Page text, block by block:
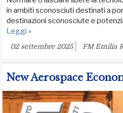
in ambiti sconosciuti destinati a
destinazioni sconosciute e
Leggi »
02 settembre 2025 FM Emilia
New Aerospace